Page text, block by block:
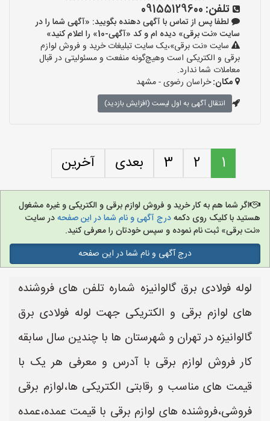
تلفن: 09155129600
لطفا پس از تماس با آگهی دهنده بگویید: «آگهی شما را در
سایت «نت برقی» دیده ام و کد «آگهی-10» را اعلام کنید»
سایت «نت برقی»،یک سایت تبلیغات خرید و فروش لوازم
برقی و الکتریکی است وهیچ‌گونه منفعت و مسئولیتی در قبال
معاملات شما ندارد.
مکان:خراسان رضوی - مشهد
انتقال آگهی به اول لیست (افزایش بازدید)
1
2
3 بعدی آخرین
اگر شما هم به کار خرید و فروش لوازم برقی و الکتریکی و غیره مشغول
هستید با کلیک روی دکمهدرج آگهی و نام شما در این صفحهدر سایت
«نت برقی» ثبت نام نموده و سپس خودتان را معرفی کنید.
درج آگهی و نام شما در این صفحه
لوله فولادی برق گالوانیزه شماره تلفن های فروشنده
های لوازم برقی و الکتریکی جهت لوله فولادی برق
گالوانیزه در تهران و شهرستان ها با چندین سال سابقه
کار فروش لوازم برقی با آدرس و معرفی هر یک با
قیمت های مناسب و رقابتی الکتریکی ها،لوازم برقی
فروشی،فروشنده های لوازم برقی با قیمت عمده،عمده